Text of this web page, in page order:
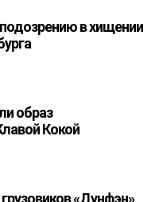
в хищении
образ
Кокой
«Дунфэн»